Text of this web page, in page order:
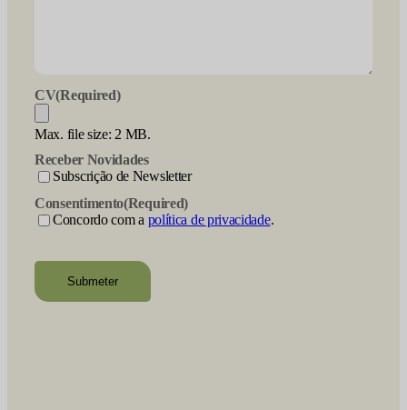
CV(Required)
Max. file size: 2 MB.
Receber Novidades
Subscrição de Newsletter
Consentimento(Required)
Concordo com a política de privacidade.